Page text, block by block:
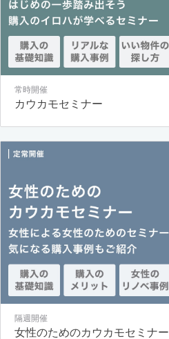
常時開催
カウカモセミナー
隔週開催
女性のためのカウカモセミナー